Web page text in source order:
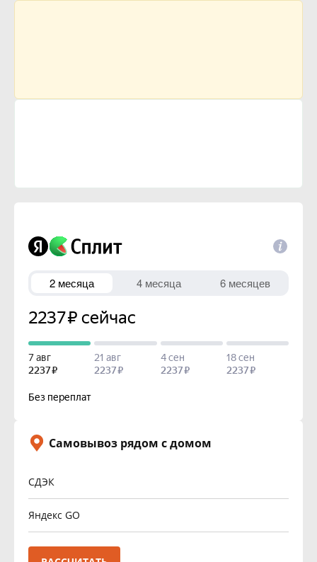
Самовывоз рядом с домом
СДЭК
Яндекс GO